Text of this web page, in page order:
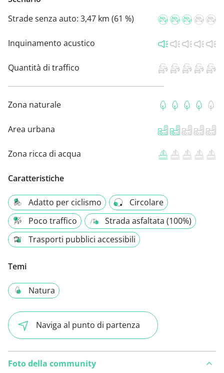
Strade senza auto: 3,47 km (61 %)
Inquinamento acustico
Quantità di traffico
Zona naturale
Area urbana
Zona ricca di acqua
Caratteristiche
Adatto per ciclismo
Circolare
Poco traffico
Strada asfaltata (100%)
Trasporti pubblici accessibili
Temi
Natura
Naviga al punto di partenza
Foto della community